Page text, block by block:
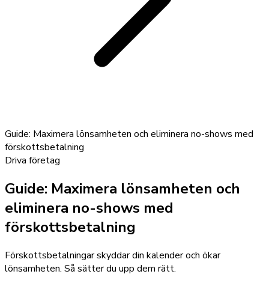
Guide: Maximera lönsamheten och eliminera no-shows med
förskottsbetalning
Driva företag
Guide: Maximera lönsamheten och
eliminera no-shows med
förskottsbetalning
Förskottsbetalningar skyddar din kalender och ökar
lönsamheten. Så sätter du upp dem rätt.